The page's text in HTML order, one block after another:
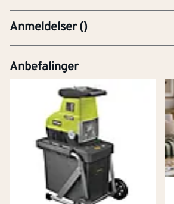
Anmeldelser()
Anbefalinger